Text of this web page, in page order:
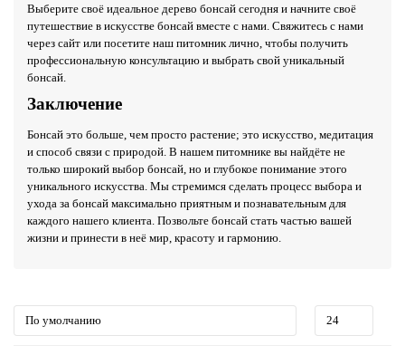
Выберите своё идеальное дерево бонсай сегодня и начните своё
путешествие в искусстве бонсай вместе с нами. Свяжитесь с нами
через сайт или посетите наш питомник лично, чтобы получить
профессиональную консультацию и выбрать свой уникальный
бонсай.
Заключение
Бонсай это больше, чем просто растение; это искусство, медитация
и способ связи с природой. В нашем питомнике вы найдёте не
только широкий выбор бонсай, но и глубокое понимание этого
уникального искусства. Мы стремимся сделать процесс выбора и
ухода за бонсай максимально приятным и познавательным для
каждого нашего клиента. Позвольте бонсай стать частью вашей
жизни и принести в неё мир, красоту и гармонию.